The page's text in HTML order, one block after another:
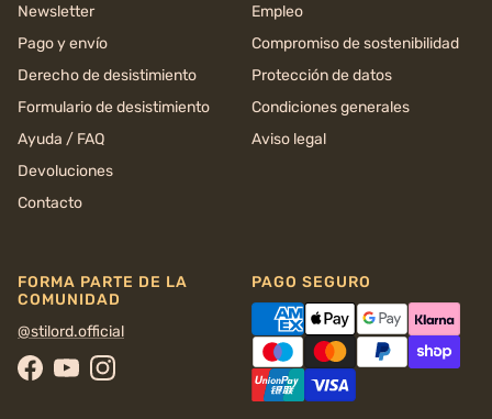
Newsletter
Pago y envío
Derecho de desistimiento
Formulario de desistimiento
Ayuda / FAQ
Devoluciones
Contacto
Empleo
Compromiso de sostenibilidad
Protección de datos
Condiciones generales
Aviso legal
FORMA PARTE DE LA
COMUNIDAD
@stilord.official
Facebook
YouTubeInstagram
PAGO SEGURO